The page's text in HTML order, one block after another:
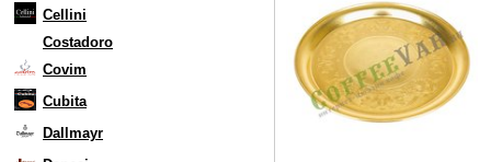
Cellini
Costadoro
Covim
Cubita
Dallmayr